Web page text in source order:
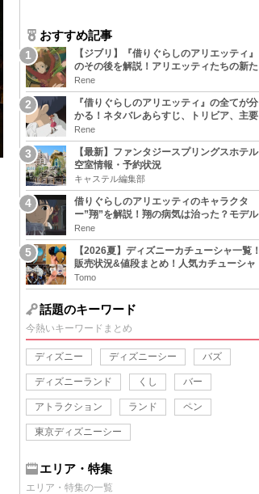
おすすめ記事
【ジブリ】『借りぐらしのアリエッティ』
のその後を解説！アリエッティたちの新た
な住処は？翔の病気は治る？
Rene
『借りぐらしのアリエッティ』の全てが分
かる！ネタバレあらすじ、トリビア、主要
キャラまとめ！
Rene
【最新】ファンタジースプリングスホテル
空室情報・予約状況
キャステル編集部
借りぐらしのアリエッティのキャラクタ
ー”翔”を解説！翔の病気は治った？モデル
は誰？
Rene
【2026夏】ディズニーカチューシャ一覧！
販売状況&値段まとめ！人気カチューシャ
をチェック
Tomo
話題のキーワード
今熱いキーワードまとめ
ディズニー ディズニーシー バズ
ディズニーランド くし バー
アトラクション ランド ペン
東京ディズニーシー
エリア・特集
エリア・特集の一覧